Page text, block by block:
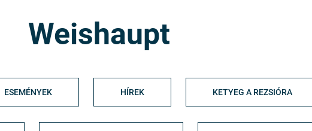
Weishaupt
ESEMÉNYEK HÍREK KETYEG A REZSIÓRA